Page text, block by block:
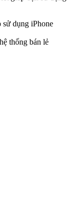
thống bán lẻ